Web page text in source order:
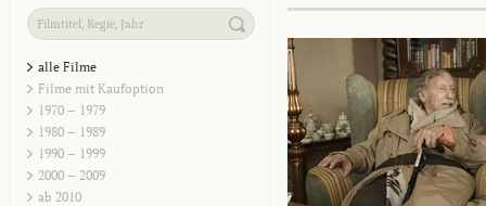
alle Filme
Filme mit Kaufoption
1970 – 1979
1980 – 1989
1990 – 1999
2000 – 2009
ab 2010